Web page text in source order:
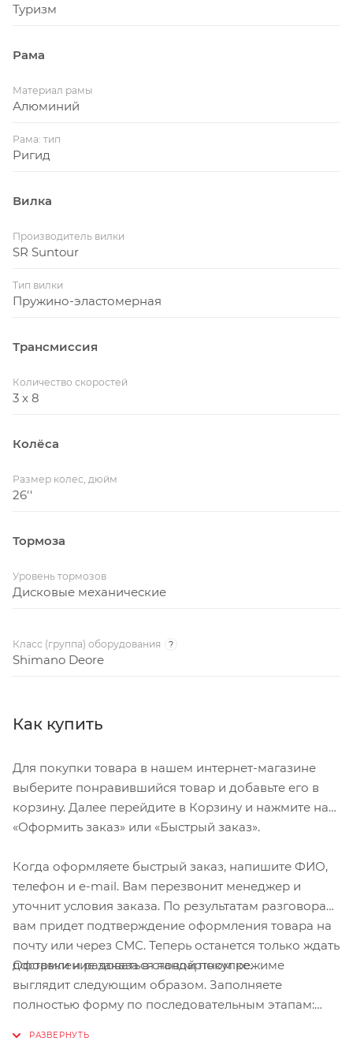
Туризм
Рама
Материал рамы
Алюминий
Рама: тип
Ригид
Вилка
Производитель вилки
SR Suntour
Тип вилки
Пружино-эластомерная
Трансмиссия
Количество скоростей
3 x 8
Колёса
Размер колес, дюйм
26''
Тормоза
Уровень тормозов
Дисковые механические
Класс (группа) оборудования ?
Shimano Deore
Как купить
Для покупки товара в нашем интернет-магазине
выберите понравившийся товар и добавьте его в
корзину. Далее перейдите в Корзину и нажмите на
«Оформить заказ» или «Быстрый заказ».
Когда оформляете быстрый заказ, напишите ФИО,
телефон и e-mail. Вам перезвонит менеджер и
уточнит условия заказа. По результатам разговора
вам придет подтверждение оформления товара на
почту или через СМС. Теперь останется только ждать
доставки и радоваться новой покупке.
Оформление заказа в стандартном режиме
выглядит следующим образом. Заполняете
полностью форму по последовательным этапам: